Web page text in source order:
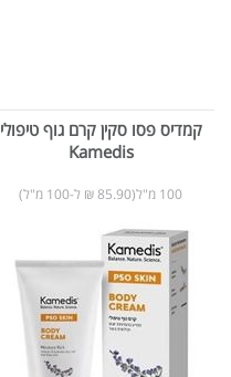
קמדיס פסו סקין קרם גוף טיפולי
Kamedis
100 מ"ל(85.90 ₪ ל-100 מ"ל)